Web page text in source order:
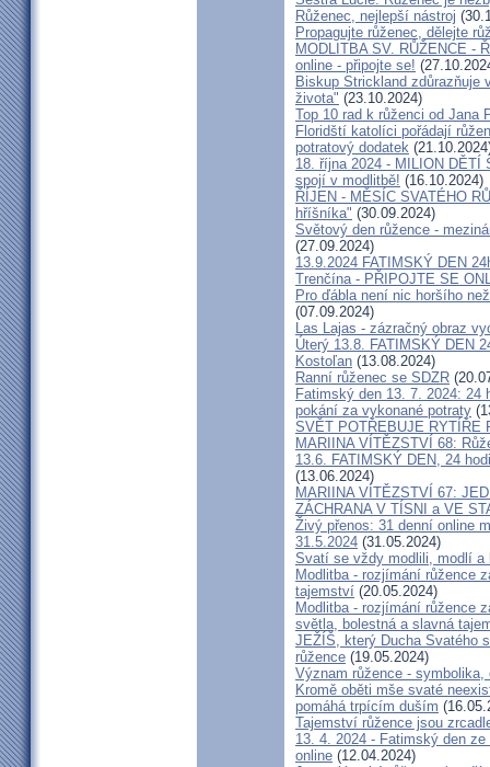
Růženec, nejlepší nástroj
Propagujte růženec, dělejte
MODLITBA SV. RŮŽENCE -
online - připojte se!
Biskup Strickland zdůrazňuje
života" (23.10.2024)
Top 10 rad k růženci od Jana
Floridští katolíci pořádají
potratový dodatek
18. října 2024 - MILION DĚTÍ
spojí v modlitbě! (16.10.2024)
ŘÍJEN - MĚSÍC SVATÉHO
hříšníka" (30.09.2024)
Světový den růžence -
(27.09.2024)
13.9.2024 FATIMSKÝ DEN
Trenčína - PŘIPOJTE SE
Pro ďábla není nic horšího
(07.09.2024)
Las Lajas - zázračný obraz
Úterý 13.8. FATIMSKÝ DEN
Kostoľan (13.08.2024)
Ranní růženec se SDZR
Fatimský den 13. 7. 2024: 24
pokání za vykonané potraty
SVĚT POTŘEBUJE RYTÍŘE
MARIINA VÍTĚZSTVÍ 68:
13.6. FATIMSKÝ DEN, 24
(13.06.2024)
MARIINA VÍTĚZSTVÍ 67:
ZÁCHRANA V TÍSNI a VE
Živý přenos: 31 denní online
31.5.2024 (31.05.2024)
Svatí se vždy modlili, modlí a
Modlitba - rozjímání růžence
tajemství (20.05.2024)
Modlitba - rozjímání růžence
světla, bolestná a slavná
JEŽÍŠ, který Ducha Svatého
růžence (19.05.2024)
Význam růžence - symbolika,
Kromě oběti mše svaté
pomáhá trpícím duším
Tajemství růžence jsou
13. 4. 2024 - Fatimský den
online (12.04.2024)